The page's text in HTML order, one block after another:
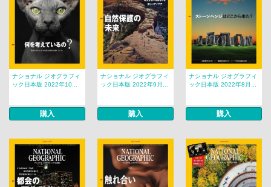
ナショナル ジオグラフィ
ック日本版 2022年10...
購入
ナショナル ジオグラフィ
ック日本版 2022年9月...
購入
ナショナル ジオグラフィ
ック日本版 2022年8月...
購入